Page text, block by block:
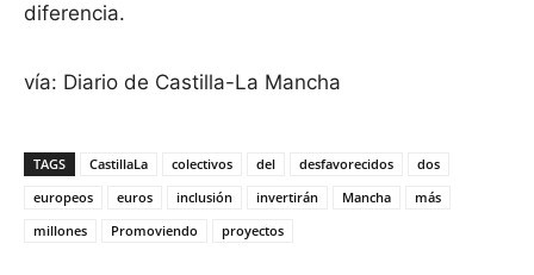
diferencia.
vía: Diario de Castilla-La Mancha
TAGS CastillaLa colectivos del desfavorecidos
dos
europeos
euros inclusión invertirán Mancha
más
millones
Promoviendo proyectos